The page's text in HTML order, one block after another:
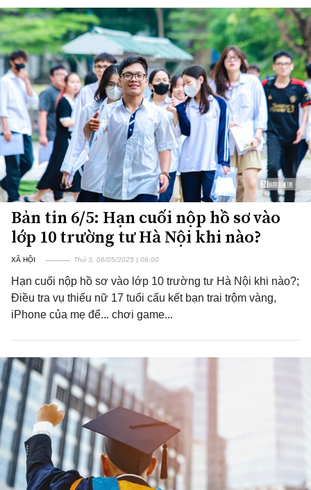
Bản tin 6/5: Hạn cuối nộp hồ sơ vào
lớp 10 trường tư Hà Nội khi nào?
XÃ HỘI Thứ 3, 06/05/2025 | 06:00
Hạn cuối nộp hồ sơ vào lớp 10 trường tư Hà Nội khi nào?;
Điều tra vụ thiếu nữ 17 tuổi cấu kết bạn trai trộm vàng,
iPhone của mẹ để... chơi game...